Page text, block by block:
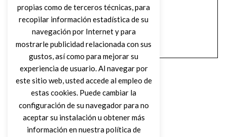
propias como de terceros técnicas, para
recopilar información estadística de su
navegación por Internet y para
mostrarle publicidad relacionada con sus
gustos, así como para mejorar su
experiencia de usuario. Al navegar por
este sitio web, usted accede al empleo de
estas cookies. Puede cambiar la
configuración de su navegador para no
aceptar su instalación u obtener más
información en nuestra política de